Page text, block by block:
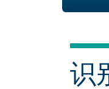
识